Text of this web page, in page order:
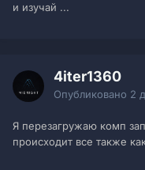
и изучай ...
4iter1360
Опубликовано 2
Я перезагружаю комп
происходит все также